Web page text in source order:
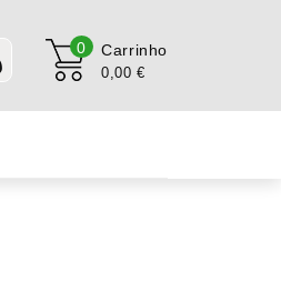
Carrinho
0,00 €
0